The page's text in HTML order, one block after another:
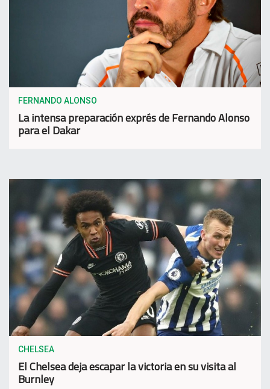
FERNANDO ALONSO
La intensa preparación exprés de Fernando Alonso
para el Dakar
CHELSEA
El Chelsea deja escapar la victoria en su visita al
Burnley